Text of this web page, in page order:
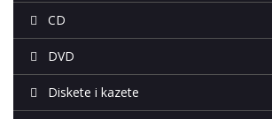
CD
DVD
Diskete i kazete